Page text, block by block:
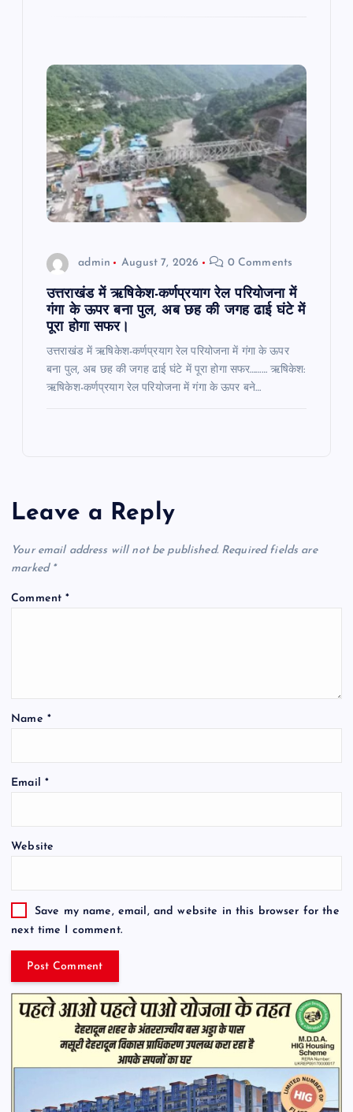
admin August 7, 2026 0 Comments
उत्तराखंड में ऋषिकेश-कर्णप्रयाग रेल परियोजना में
गंगा के ऊपर बना पुल, अब छह की जगह ढाई घंटे में
पूरा होगा सफर।
उत्तराखंड में ऋषिकेश-कर्णप्रयाग रेल परियोजना में गंगा के ऊपर
बना पुल, अब छह की जगह ढाई घंटे में पूरा होगा सफर……… ऋषिकेश:
ऋषिकेश-कर्णप्रयाग रेल परियोजना में गंगा के ऊपर बने…
Leave a Reply
Your email address will not be published. Required fields are
marked *
Comment*
Name *
Email *
Website
Save my name, email, and website in this browser for the
next time I comment.